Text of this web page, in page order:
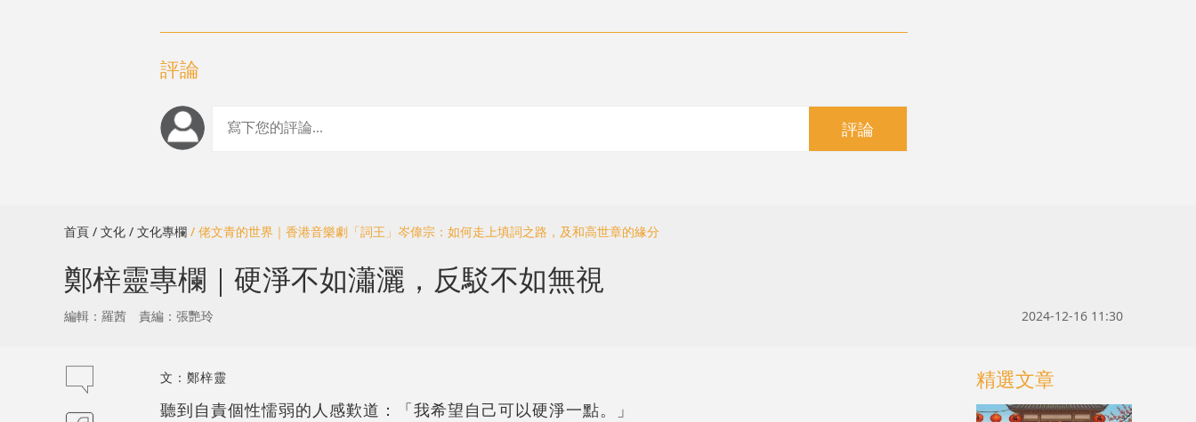
評論
評論
首頁 / 文化 / 文化專欄 / 佬文青的世界｜香港音樂劇「詞王」岑偉宗：如何走上填詞之路，及和高世章的緣分
鄭梓靈專欄｜硬淨不如瀟灑，反駁不如無視
編輯：羅茜 責編：張艷玲 2024-12-16 11:30
文：鄭梓靈
聽到自責個性懦弱的人感歎道：「我希望自己可以硬淨一點。」
精選文章